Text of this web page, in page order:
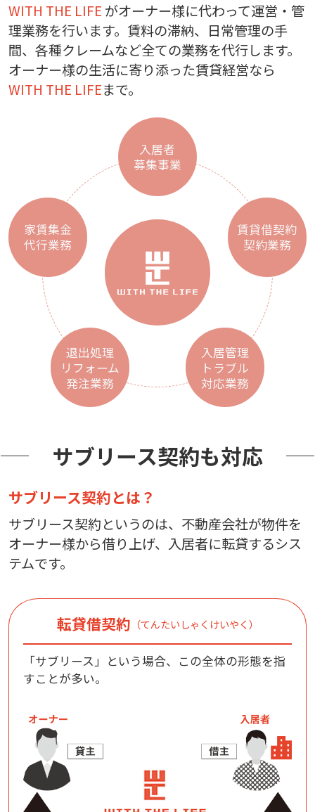
WITH THE LIFE がオーナー様に代わって運営・管
理業務を行います。賃料の滞納、日常管理の手
間、各種クレームなど全ての業務を代行します。
オーナー様の生活に寄り添った賃貸経営なら
WITH THE LIFEまで。
入居者
募集事業
賃貸借契約
契約業務
入居管理
トラブル
対応業務
退出処理
リフォーム
発注業務
家賃集金
代行業務
サブリース契約も対応
サブリース契約とは？
サブリース契約というのは、不動産会社が物件を
オーナー様から借り上げ、入居者に転貸するシス
テムです。
転貸借契約 （てんたいしゃくけいやく）
「サブリース」という場合、この全体の形態を指
すことが多い。